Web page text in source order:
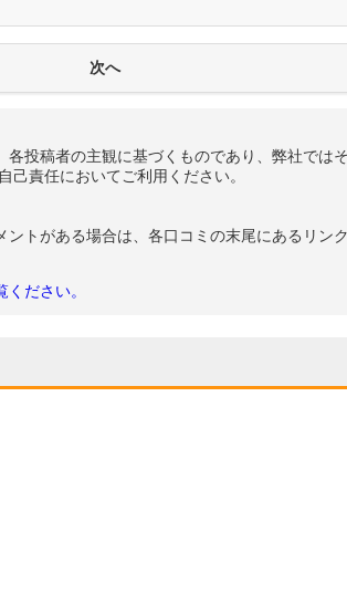
投稿者の主観に基づくものであり、弊社では
己責任においてご利用ください。
トがある場合は、各口コミの末尾にあるリン
ださい。